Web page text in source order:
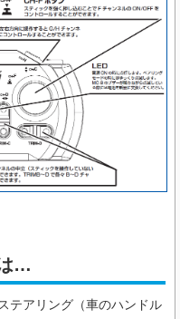
…
テアリング（車のハンドル